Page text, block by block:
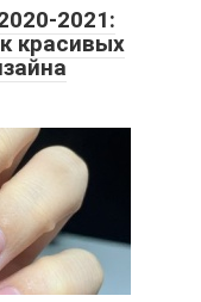
2021:
красивых